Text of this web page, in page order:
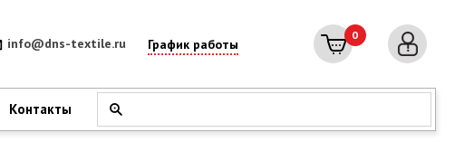
info@dns-textile.ru График работы
0
Контакты